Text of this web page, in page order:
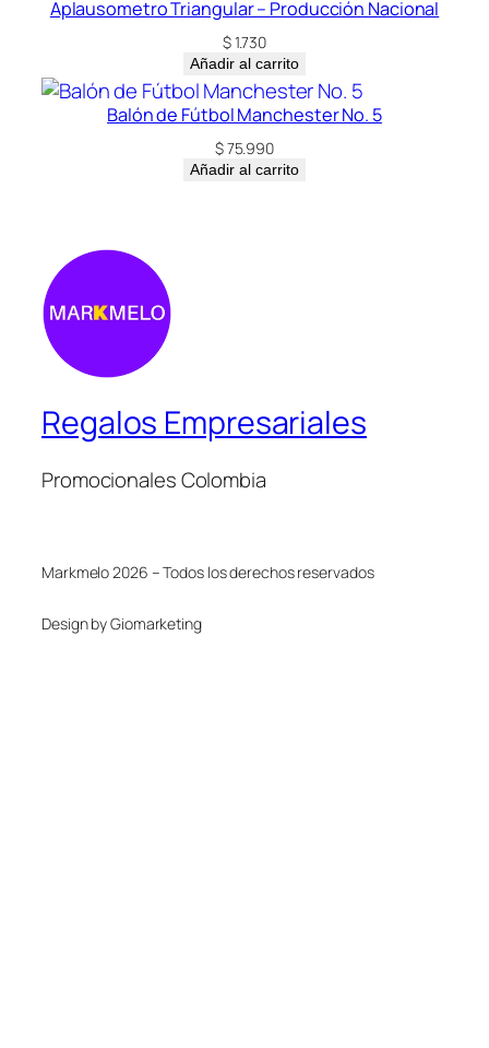
Aplausometro Triangular – Producción Nacional
$1.730
Añadir al carrito
Balón de Fútbol Manchester No. 5
$75.990
Añadir al carrito
Regalos Empresariales
Promocionales Colombia
Markmelo 2026 – Todos los derechos reservados
Design by Giomarketing